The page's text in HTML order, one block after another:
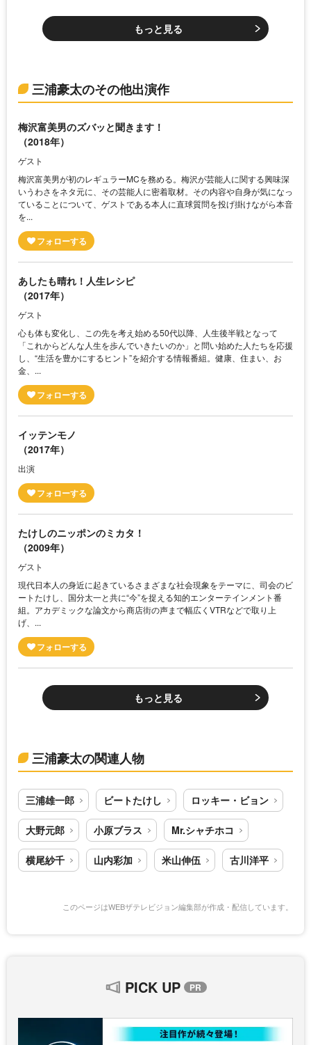
もっと見る
三浦豪太のその他出演作
梅沢富美男のズバッと聞きます！
（2018年）
ゲスト
梅沢富美男が初のレギュラーMCを務める。梅沢が芸能人に関する興味深
いうわさをネタ元に、その芸能人に密着取材。その内容や自身が気になっ
ていることについて、ゲストである本人に直球質問を投げ掛けながら本音
を...
あしたも晴れ！人生レシピ
（2017年）
ゲスト
心も体も変化し、この先を考え始める50代以降、人生後半戦となって
「これからどんな人生を歩んでいきたいのか」と問い始めた人たちを応援
し、“生活を豊かにするヒント”を紹介する情報番組。健康、住まい、お
金、...
イッテンモノ
（2017年）
出演
たけしのニッポンのミカタ！
（2009年）
ゲスト
現代日本人の身近に起きているさまざまな社会現象をテーマに、司会のビ
ートたけし、国分太一と共に“今”を捉える知的エンターテインメント番
組。アカデミックな論文から商店街の声まで幅広くVTRなどで取り上
げ、...
もっと見る
三浦豪太の関連人物
三浦雄一郎 ビートたけし ロッキー・ビョン
大野元郎 小原ブラス Mr.シャチホコ
横尾紗千 山内彩加 米山伸伍 古川洋平
このページはWEBザテレビジョン編集部が作成・配信しています。
PICK UP